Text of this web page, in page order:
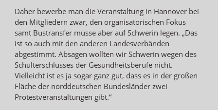
Daher bewerbe man die Veranstaltung in Hannover bei
den Mitgliedern zwar, den organisatorischen Fokus
samt Bustransfer müsse aber auf Schwerin legen. „Das
ist so auch mit den anderen Landesverbänden
abgestimmt. Absagen wollten wir Schwerin wegen des
Schulterschlusses der Gesundheitsberufe nicht.
Vielleicht ist es ja sogar ganz gut, dass es in der großen
Fläche der norddeutschen Bundesländer zwei
Protestveranstaltungen gibt.“